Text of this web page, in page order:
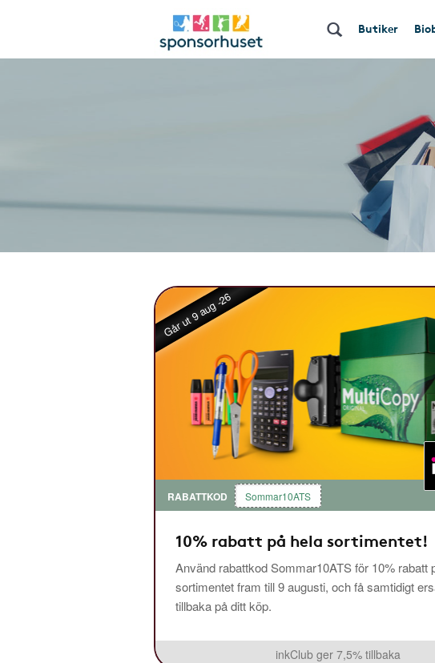
Butiker
Går ut 9 aug -26
RABATTKOD Sommar10ATS
10% rabatt på hela sortimentet!
Använd rabattkod Sommar10ATS för 10% rabatt
sortimentet fram till 9 augusti, och få samtidigt
tillbaka på ditt köp.
inkClub ger 7,5% tillbaka